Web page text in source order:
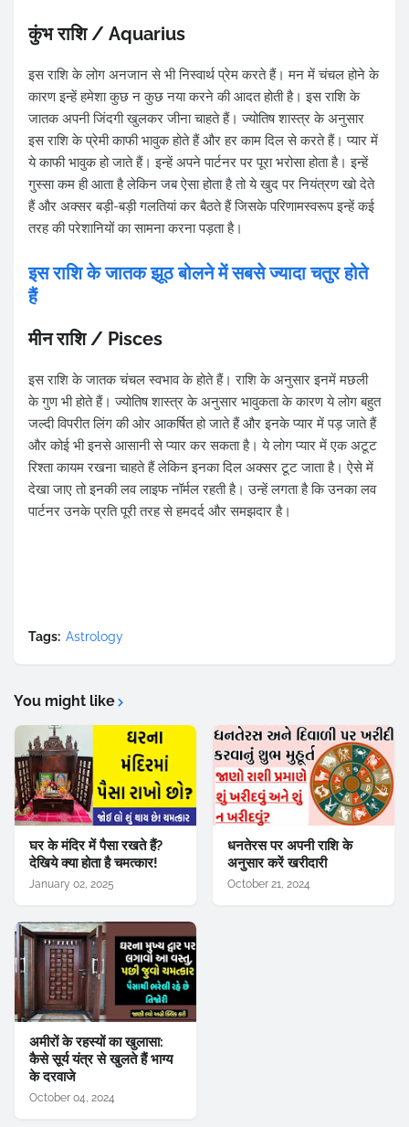
कुंभ राशि / Aquarius
इस राशि के लोग अनजान से भी निस्वार्थ प्रेम करते हैं। मन में चंचल होने के
कारण इन्हें हमेशा कुछ न कुछ नया करने की आदत होती है। इस राशि के
जातक अपनी जिंदगी खुलकर जीना चाहते हैं। ज्योतिष शास्त्र के अनुसार
इस राशि के प्रेमी काफी भावुक होते हैं और हर काम दिल से करते हैं। प्यार में
ये काफी भावुक हो जाते हैं। इन्हें अपने पार्टनर पर पूरा भरोसा होता है। इन्हें
गुस्सा कम ही आता है लेकिन जब ऐसा होता है तो ये खुद पर नियंत्रण खो देते
हैं और अक्सर बड़ी-बड़ी गलतियां कर बैठते हैं जिसके परिणामस्वरूप इन्हें कई
तरह की परेशानियों का सामना करना पड़ता है।
इस राशि के जातक झूठ बोलने में सबसे ज्यादा चतुर होते
हैं
मीन राशि / Pisces
इस राशि के जातक चंचल स्वभाव के होते हैं। राशि के अनुसार इनमें मछली
के गुण भी होते हैं। ज्योतिष शास्त्र के अनुसार भावुकता के कारण ये लोग बहुत
जल्दी विपरीत लिंग की ओर आकर्षित हो जाते हैं और इनके प्यार में पड़ जाते हैं
और कोई भी इनसे आसानी से प्यार कर सकता है। ये लोग प्यार में एक अटूट
रिश्ता कायम रखना चाहते हैं लेकिन इनका दिल अक्सर टूट जाता है। ऐसे में
देखा जाए तो इनकी लव लाइफ नॉर्मल रहती है। उन्हें लगता है कि उनका लव
पार्टनर उनके प्रति पूरी तरह से हमदर्द और समझदार है।
Tags: Astrology
You might like
घर के मंदिर में पैसा रखते हैं?
देखिये क्या होता है चमत्कार!
January 02, 2025
धनतेरस पर अपनी राशि के
अनुसार करें खरीदारी
October 21, 2024
अमीरों के रहस्यों का खुलासा:
कैसे सूर्य यंत्र से खुलते हैं भाग्य
के दरवाजे
October 04, 2024